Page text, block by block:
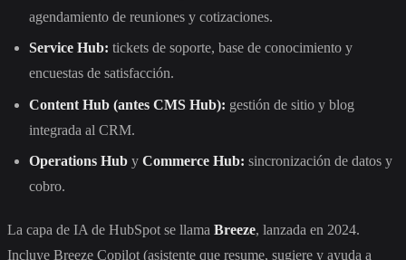
agendamiento de reuniones y cotizaciones.
Service Hub: tickets de soporte, base de conocimiento y
encuestas de satisfacción.
Content Hub (antes CMS Hub): gestión de sitio y blog
integrada al CRM.
Operations Hub y Commerce Hub: sincronización de datos y
cobro.
La capa de IA de HubSpot se llama Breeze, lanzada en 2024.
Incluye Breeze Copilot (asistente que resume, sugiere y ayuda a